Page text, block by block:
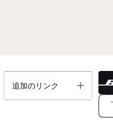
追加のリンク Toggle